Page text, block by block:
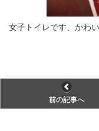
女子トイレです、かわ
前の記事へ